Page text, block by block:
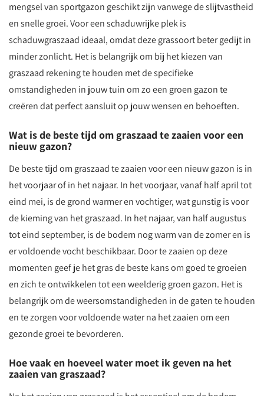
mengsel van sportgazon geschikt zijn vanwege de slijtvastheid
en snelle groei. Voor een schaduwrijke plek is
schaduwgraszaad ideaal, omdat deze grassoort beter gedijt in
minder zonlicht. Het is belangrijk om bij het kiezen van
graszaad rekening te houden met de specifieke
omstandigheden in jouw tuin om zo een groen gazon te
creëren dat perfect aansluit op jouw wensen en behoeften.
Wat is de beste tijd om graszaad te zaaien voor een
nieuw gazon?
De beste tijd om graszaad te zaaien voor een nieuw gazon is in
het voorjaar of in het najaar. In het voorjaar, vanaf half april tot
eind mei, is de grond warmer en vochtiger, wat gunstig is voor
de kieming van het graszaad. In het najaar, van half augustus
tot eind september, is de bodem nog warm van de zomer en is
er voldoende vocht beschikbaar. Door te zaaien op deze
momenten geef je het gras de beste kans om goed te groeien
en zich te ontwikkelen tot een weelderig groen gazon. Het is
belangrijk om de weersomstandigheden in de gaten te houden
en te zorgen voor voldoende water na het zaaien om een
gezonde groei te bevorderen.
Hoe vaak en hoeveel water moet ik geven na het
zaaien van graszaad?